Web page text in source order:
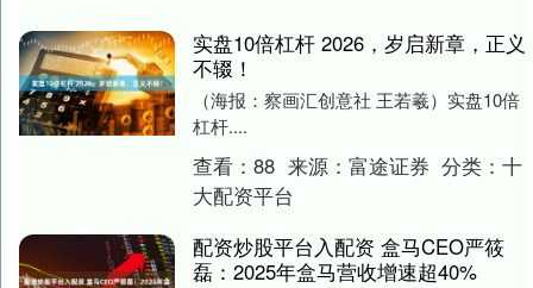
实盘10倍杠杆 2026，岁启新章，正义
不辍！
（海报：察画汇创意社 王若羲）实盘10倍
杠杆....
查看： 88 来源： 富途证券 分类：十
大配资平台
配资炒股平台入配资 盒马CEO严筱
磊：2025年盒马营收增速超40%